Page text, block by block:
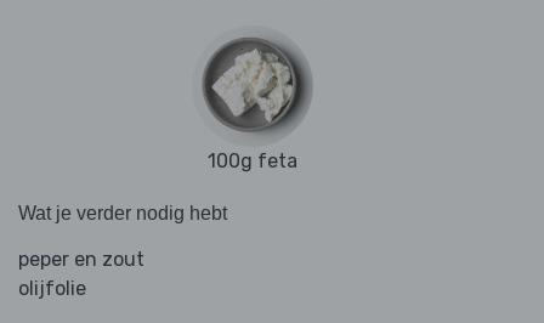
100g feta
Wat je verder nodig hebt
peper en zout
olijfolie